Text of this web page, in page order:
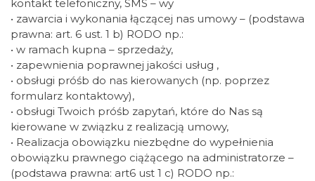
kontakt telefoniczny, SMS – wy
• zawarcia i wykonania łączącej nas umowy – (podstawa
prawna: art. 6 ust. 1 b) RODO np.:
• w ramach kupna – sprzedaży,
• zapewnienia poprawnej jakości usług ,
• obsługi próśb do nas kierowanych (np. poprzez
formularz kontaktowy),
• obsługi Twoich próśb zapytań, które do Nas są
kierowane w związku z realizacją umowy,
• Realizacja obowiązku niezbędne do wypełnienia
obowiązku prawnego ciążącego na administratorze –
(podstawa prawna: art6 ust 1 c) RODO np.: